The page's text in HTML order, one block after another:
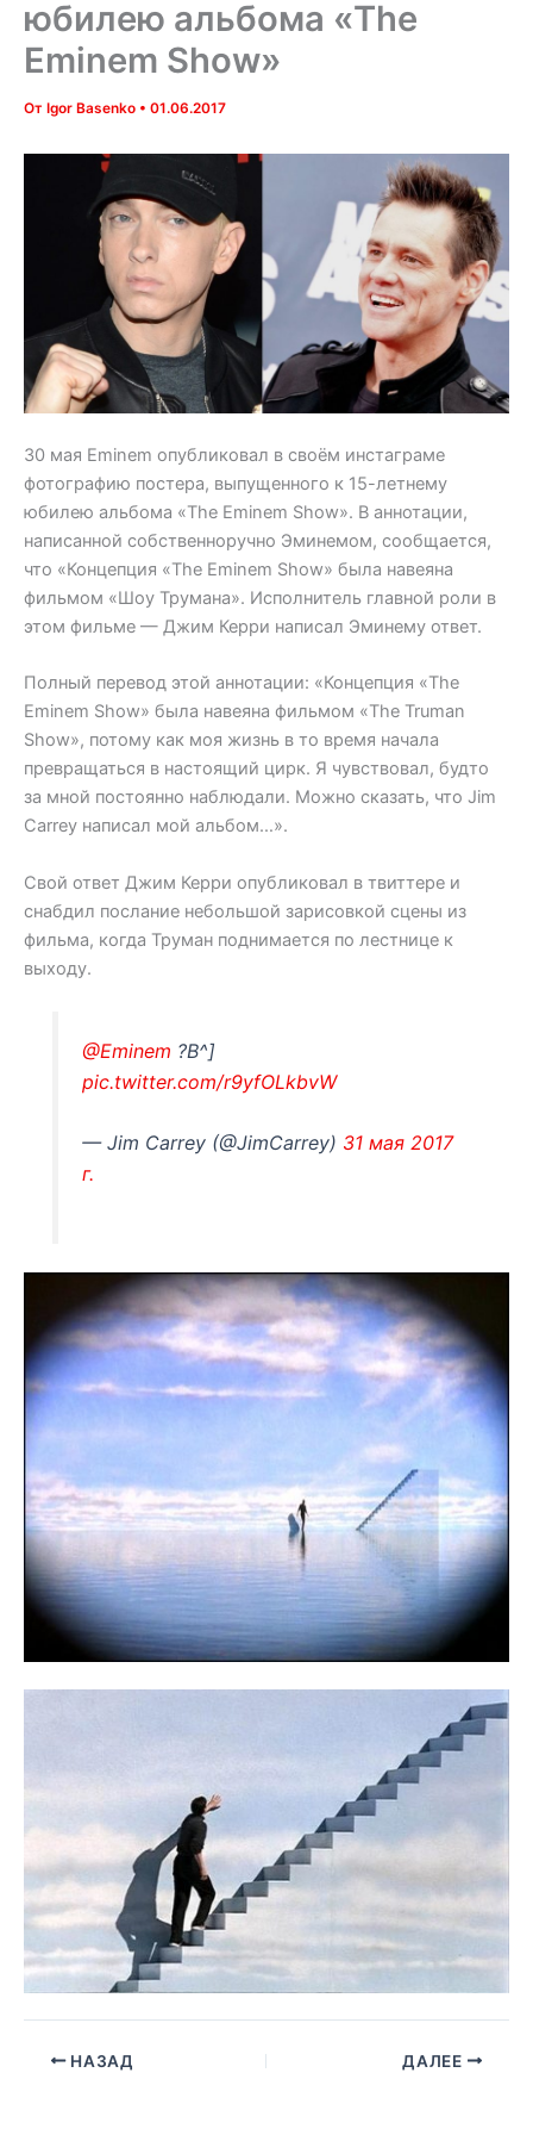
юбилею альбома «The
Eminem Show»
От Igor Basenko • 01.06.2017
30 мая Eminem опубликовал в своём инстаграме
фотографию постера, выпущенного к 15-летнему
юбилею альбома «The Eminem Show». В аннотации,
написанной собственноручно Эминемом, сообщается,
что «Концепция «The Eminem Show» была навеяна
фильмом «Шоу Трумана». Исполнитель главной роли в
этом фильме — Джим Керри написал Эминему ответ.
Полный перевод этой аннотации: «Концепция «The
Eminem Show» была навеяна фильмом «The Truman
Show», потому как моя жизнь в то время начала
превращаться в настоящий цирк. Я чувствовал, будто
за мной постоянно наблюдали. Можно сказать, что Jim
Carrey написал мой альбом…».
Свой ответ Джим Керри опубликовал в твиттере и
снабдил послание небольшой зарисовкой сцены из
фильма, когда Труман поднимается по лестнице к
выходу.
@Eminem ?B^]
pic.twitter.com/r9yfOLkbvW
— Jim Carrey (@JimCarrey) 31 мая 2017
г.
НАЗАД ДАЛЕЕ